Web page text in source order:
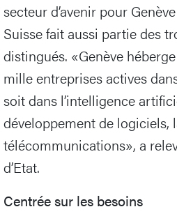
secteur d’avenir pour
Suisse fait aussi partie des
distingués. «Genève
mille entreprises actives
soit dans l’intelligence
développement de logiciels,
télécommunications», a
d’Etat.
Centrée sur les besoins